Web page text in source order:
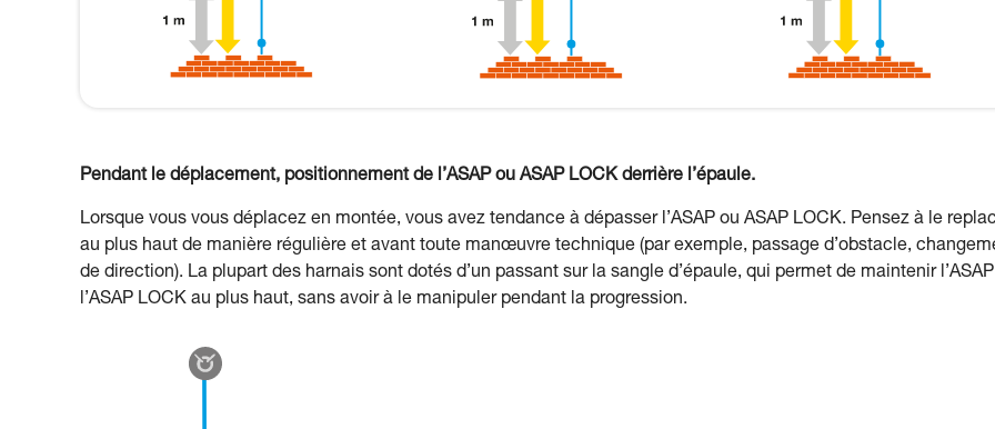
Pendant le déplacement, positionnement de l’ASAP ou ASAP LOCK derrière l’épaule.
Lorsque vous vous déplacez en montée, vous avez tendance à dépasser l’ASAP ou ASAP LOCK. Pensez à le
au plus haut de manière régulière et avant toute manœuvre technique (par exemple, passage d’obstacle,
de direction). La plupart des harnais sont dotés d’un passant sur la sangle d’épaule, qui permet de maintenir
l’ASAP LOCK au plus haut, sans avoir à le manipuler pendant la progression.